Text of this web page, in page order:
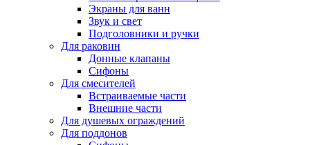
Экраны для ванн
Звук и свет
Подголовники и ручки
Для раковин
Донные клапаны
Сифоны
Для смесителей
Встраиваемые части
Внешние части
Для душевых ограждений
Для поддонов